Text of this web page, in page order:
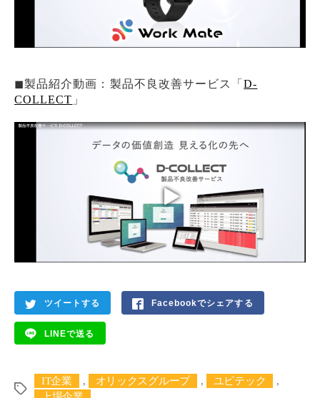
◼︎製品紹介動画：製品不良改善サービス「D-
COLLECT 」
ツイートする Facebookでシェアする
LINEで送る
タ
IT企業 , オリックスグループ , ユビテック
,